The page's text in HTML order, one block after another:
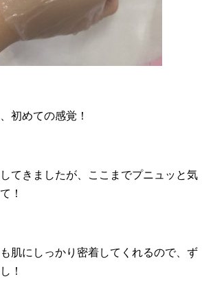
初めての感覚！
てきましたが、ここまでプニュッと気
！
肌にしっかり密着してくれるので、ず
！